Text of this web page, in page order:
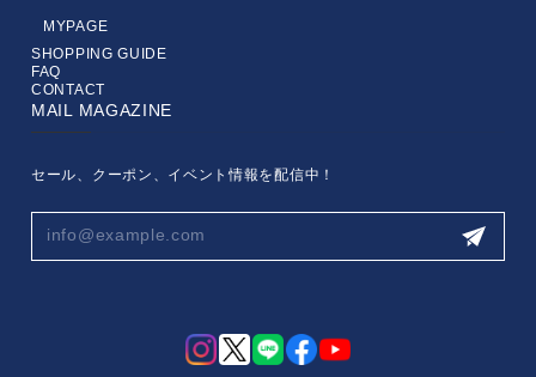
MYPAGE
SHOPPING GUIDE
FAQ
CONTACT
MAIL MAGAZINE
セール、クーポン、イベント情報を配信中！